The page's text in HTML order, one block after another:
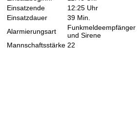
Einsatzende
12:25 Uhr
Einsatzdauer
39 Min.
Alarmierungsart
Funkmeldeempfänger
und Sirene
Mannschaftsstärke 22